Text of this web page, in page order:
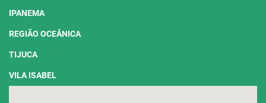
IPANEMA
REGIÃO OCEÂNICA
TIJUCA
VILA ISABEL